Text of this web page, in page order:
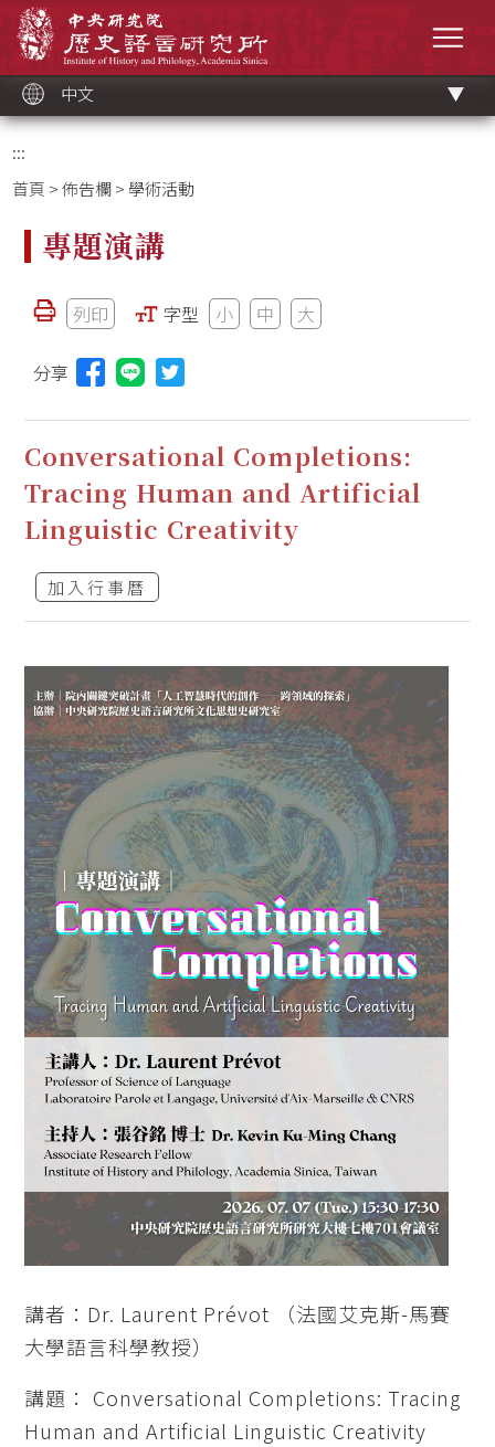
中文
:::
首頁 >佈告欄> 學術活動
專題演講
列印 字型 小 中 大
分享 分享本頁至Line(另開視窗)
Conversational Completions:
Tracing Human and Artificial
Linguistic Creativity
加入行事曆
講者：Dr. Laurent Prévot （法國艾克斯-馬賽
大學語言科學教授）
講題： Conversational Completions: Tracing
Human and Artificial Linguistic Creativity